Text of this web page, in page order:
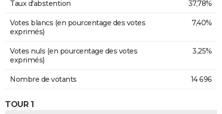
Taux d'abstention 37,78%
Votes blancs (en pourcentage des votes
exprimés)
7,40%
Votes nuls (en pourcentage des votes
exprimés)
3,25%
Nombre de votants 14 696
TOUR 1